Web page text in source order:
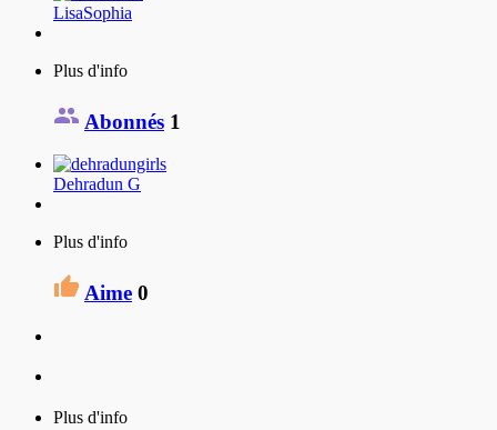
LisaSophia
Plus d'info
Abonnés 1
Dehradun G
Plus d'info
Aime 0
Plus d'info